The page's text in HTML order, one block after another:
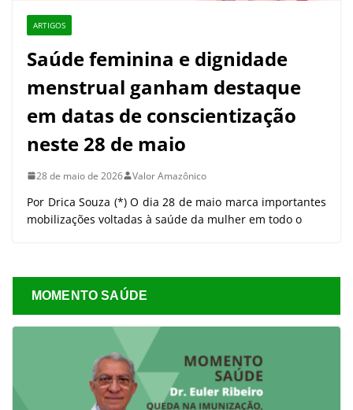
ARTIGOS
Saúde feminina e dignidade
menstrual ganham destaque
em datas de conscientização
neste 28 de maio
28 de maio de 2026 Valor Amazônico
Por Drica Souza (*) O dia 28 de maio marca importantes
mobilizações voltadas à saúde da mulher em todo o
MOMENTO SAÚDE